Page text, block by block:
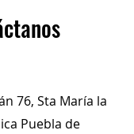
Producto
la cantidad
76, Sta María la
Puebla de